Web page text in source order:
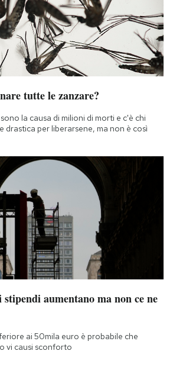
tutte le zanzare?
la causa di milioni di morti e c'è chi
drastica per liberarsene, ma non è così
aumentano ma non ce ne
ai 50mila euro è probabile che
vi causi sconforto